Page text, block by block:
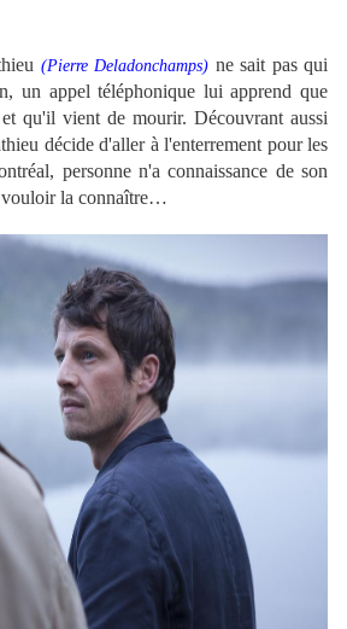
(Pierre Deladonchamps) ne sait pas qui
un appel téléphonique lui apprend que
qu'il vient de mourir. Découvrant aussi
décide d'aller à l'enterrement pour les
personne n'a connaissance de son
vouloir la connaître…